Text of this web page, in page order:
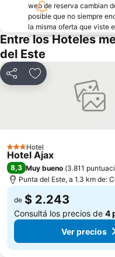
web de reserva cambian
posible que no siempre
la misma oferta que viste
Entre los Hoteles
del Este
CompartirAñadir a favoritos
3 Estrellas
Hotel
Hotel Ajax
8,3 Muy bueno (3.811
Punta del Este, a 1.3 km de:
de $ 2.243
Consultá los precios de 4
Ver precios